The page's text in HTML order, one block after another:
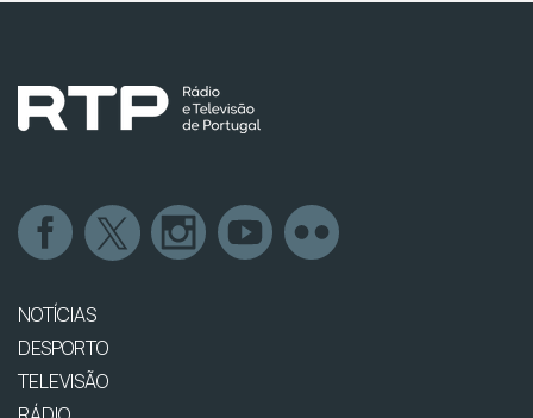
NOTÍCIAS
DESPORTO
TELEVISÃO